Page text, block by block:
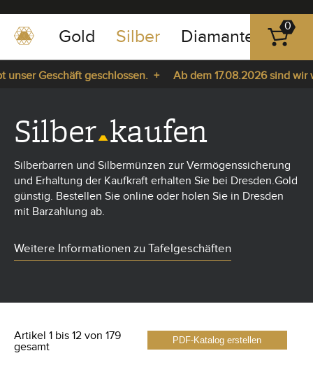
0351
-
43
Gold Silber Diamanten
0
Geschäft geschlossen. +
Ab dem 17.08.2026 sind wir
Silber kaufen
Silberbarren und Silbermünzen zur Vermögenssicherung
und Erhaltung der Kaufkraft erhalten Sie bei Dresden.Gold
günstig. Bestellen Sie online oder holen Sie in Dresden
mit Barzahlung ab.
Weitere Informationen zu Tafelgeschäften
PDF-Katalog erstellen
Artikel 1 bis 12 von 179
gesamt